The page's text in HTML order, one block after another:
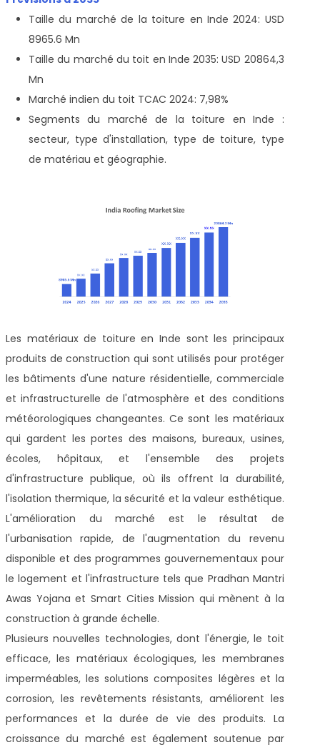
Taille du marché de la toiture en Inde 2024: USD
8965.6 Mn
Taille du marché du toit en Inde 2035: USD 20864,3
Mn
Marché indien du toit TCAC 2024: 7,98%
Segments du marché de la toiture en Inde :
secteur, type d'installation, type de toiture, type
de matériau et géographie.
Les matériaux de toiture en Inde sont les principaux
produits de construction qui sont utilisés pour protéger
les bâtiments d'une nature résidentielle, commerciale
et infrastructurelle de l'atmosphère et des conditions
météorologiques changeantes. Ce sont les matériaux
qui gardent les portes des maisons, bureaux, usines,
écoles, hôpitaux, et l'ensemble des projets
d'infrastructure publique, où ils offrent la durabilité,
l'isolation thermique, la sécurité et la valeur esthétique.
L'amélioration du marché est le résultat de
l'urbanisation rapide, de l'augmentation du revenu
disponible et des programmes gouvernementaux pour
le logement et l'infrastructure tels que Pradhan Mantri
Awas Yojana et Smart Cities Mission qui mènent à la
construction à grande échelle.
Plusieurs nouvelles technologies, dont l'énergie, le toit
efficace, les matériaux écologiques, les membranes
imperméables, les solutions composites légères et la
corrosion, les revêtements résistants, améliorent les
performances et la durée de vie des produits. La
croissance du marché est également soutenue par